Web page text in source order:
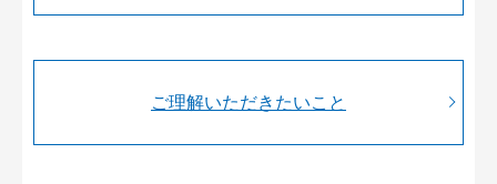
ご理解いただきたいこと